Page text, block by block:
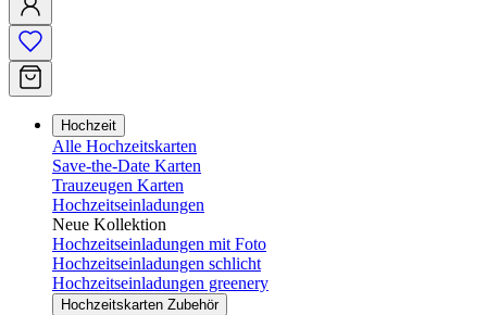
Hochzeit
Alle Hochzeitskarten
Save-the-Date Karten
Trauzeugen Karten
Hochzeitseinladungen
Neue Kollektion
Hochzeitseinladungen mit Foto
Hochzeitseinladungen schlicht
Hochzeitseinladungen greenery
Hochzeitskarten Zubehör